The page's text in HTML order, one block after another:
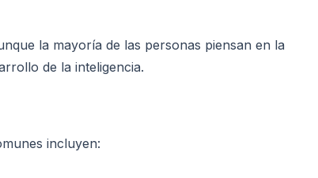
la mayoría de las personas piensan en la
de la inteligencia.
incluyen: